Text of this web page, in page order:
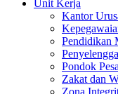
Unit Kerja
Kantor
Pendidikan
Pondok
Zakat dan
Zona